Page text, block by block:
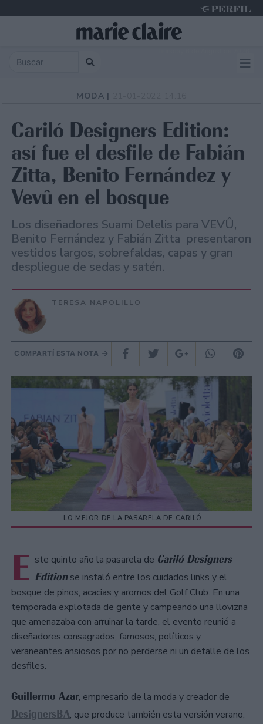
MODA |
Cariló Designers Edition:
así fue el desfile de Fabián
Zitta, Benito Fernández y
Vevû en el bosque
Los diseñadores Suami Delelis para VEVÛ,
Benito Fernández y Fabián Zitta presentaron
vestidos largos, sobrefaldas, capas y gran
despliegue de sedas y satén.
TERESA NAPOLILLO
COMPARTÍ ESTA NOTA
LO MEJOR DE LA PASARELA DE CARILÓ.
E ste quinto año la pasarela de Cariló Designers
Editionse instaló entre los cuidados links y el
bosque de pinos, acacias y aromos del Golf Club. En una
temporada explotada de gente y campeando una llovizna
que amenazaba con arruinar la tarde, el evento reunió a
diseñadores consagrados, famosos, políticos y
veraneantes ansiosos por no perderse ni un detalle de los
desfiles.
Guillermo Azar, empresario de la moda y creador de
DesignersBA, que produce también esta versión verano,